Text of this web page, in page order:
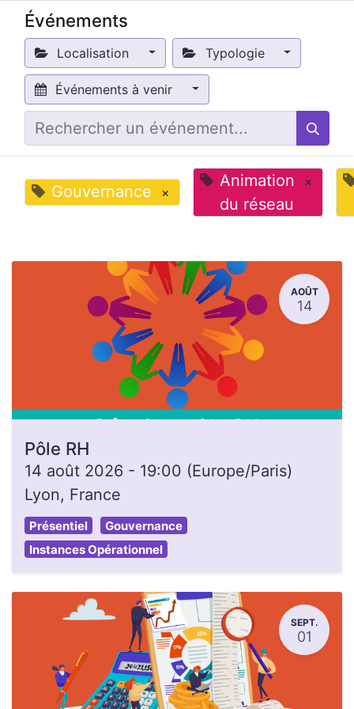
Événements
Localisation Typologie
Événements à venir
Gouvernance ×
Animation
du réseau
×
AOÛT
14
Pôle RH
14 août 2026 - 19:00 (Europe/Paris)
Lyon, France
Présentiel
Gouvernance
Instances Opérationnel
SEPT.
01